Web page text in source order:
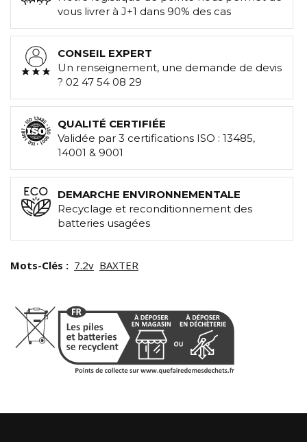
vous livrer à J+1 dans 90% des cas
CONSEIL EXPERT
Un renseignement, une demande de devis
? 02 47 54 08 29
QUALITÉ CERTIFIÉE
Validée par 3 certifications ISO : 13485,
14001 & 9001
DEMARCHE ENVIRONNEMENTALE
Recyclage et reconditionnement des
batteries usagées
Mots-Clés : 7.2v BAXTER